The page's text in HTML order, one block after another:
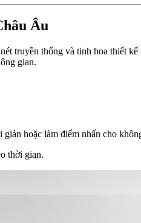
Âu
truyền thống và tinh hoa thiết
gian.
hoặc làm điểm nhấn cho
thời gian.